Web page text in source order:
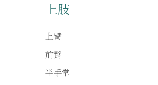
上肢
上臂
前臂
半手掌